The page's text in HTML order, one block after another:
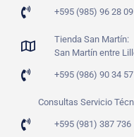
+595 (985) 96 28 09
Tienda San Martín:
San Martín entre
+595 (986) 90 34 57
Consultas Servicio
+595 (981) 387 736